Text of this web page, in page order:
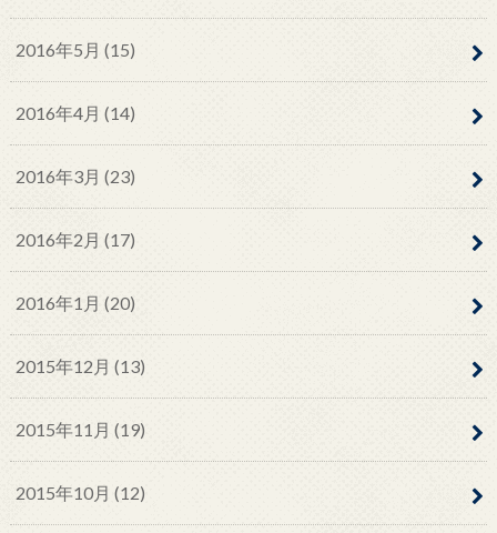
2016年5月 (15)
2016年4月 (14)
2016年3月 (23)
2016年2月 (17)
2016年1月 (20)
2015年12月 (13)
2015年11月 (19)
2015年10月 (12)